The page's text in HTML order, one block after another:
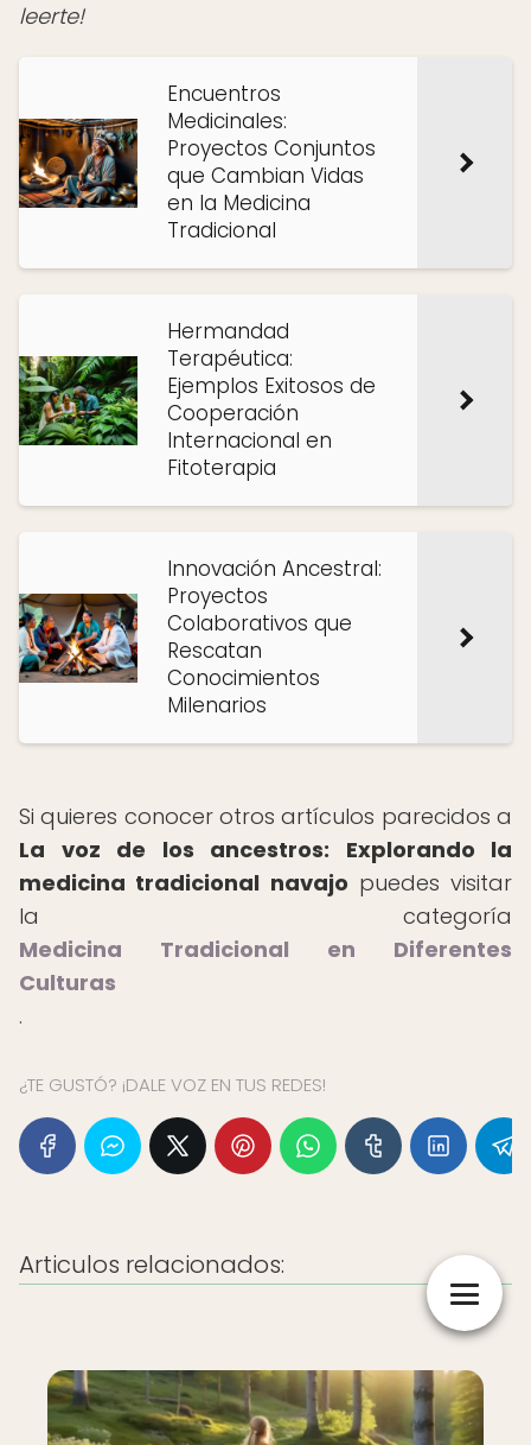
leerte!
Encuentros
Medicinales:
Proyectos Conjuntos
que Cambian Vidas
en la Medicina
Tradicional
Hermandad
Terapéutica:
Ejemplos Exitosos de
Cooperación
Internacional en
Fitoterapia
Innovación Ancestral:
Proyectos
Colaborativos que
Rescatan
Conocimientos
Milenarios
Si quieres conocer otros artículos parecidos a
La voz de los ancestros: Explorando la
medicina tradicional navajo puedes visitar
la categoría
Medicina Tradicional en Diferentes
Culturas
.
¿TE GUSTÓ? ¡DALE VOZ EN TUS REDES!
Articulos relacionados: